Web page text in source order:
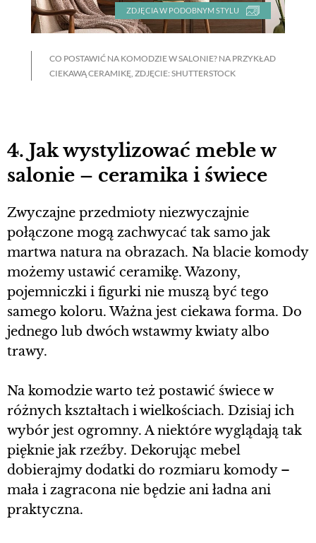
ZDJĘCIA W PODOBNYM STYLU
CO POSTAWIĆ NA KOMODZIE W SALONIE? NA PRZYKŁAD
CIEKAWĄ CERAMIKĘ, ZDJĘCIE: SHUTTERSTOCK
4. Jak wystylizować meble w
salonie – ceramika i świece
Zwyczajne przedmioty niezwyczajnie
połączone mogą zachwycać tak samo jak
martwa natura na obrazach. Na blacie komody
możemy ustawić ceramikę. Wazony,
pojemniczki i figurki nie muszą być tego
samego koloru. Ważna jest ciekawa forma. Do
jednego lub dwóch wstawmy kwiaty albo
trawy.
Na komodzie warto też postawić świece w
różnych kształtach i wielkościach. Dzisiaj ich
wybór jest ogromny. A niektóre wyglądają tak
pięknie jak rzeźby. Dekorując mebel
dobierajmy dodatki do rozmiaru komody –
mała i zagracona nie będzie ani ładna ani
praktyczna.